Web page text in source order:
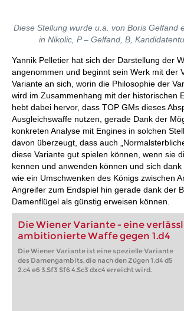
Diese Stellung wurde u.a. von Boris Gelfand
in Nikolic, P – Gelfand, B,
Yannik Pelletier hat sich der Darstellung der
angenommen und beginnt sein Werk mit der
Variante an sich, worin die Philosophie der
wird im Zusammenhang mit der historischen
hebt dabei hervor, dass TOP GMs dieses
Ausgleichswaffe nutzen, gerade Dank der
konkreten Analyse mit Engines in solchen
davon überzeugt, dass auch
diese Variante gut spielen können, wenn sie
kennen und anwenden können und sich
wie ein Umschwenken des Königs zwischen
Angreifer zum Endspiel hin gerade dank der
Damenflügel als günstig erweisen können.
Die Wiener Variante - eine
ambitionierte Waffe gegen 1.d4
Die Wiener Variante ist eine spezielle Variante
des Damengambits, die nach den Zügen 1.d4 d5
2.c4 e6 3.Sf3 Sf6 4.Sc3 dxc4 erreicht wird.